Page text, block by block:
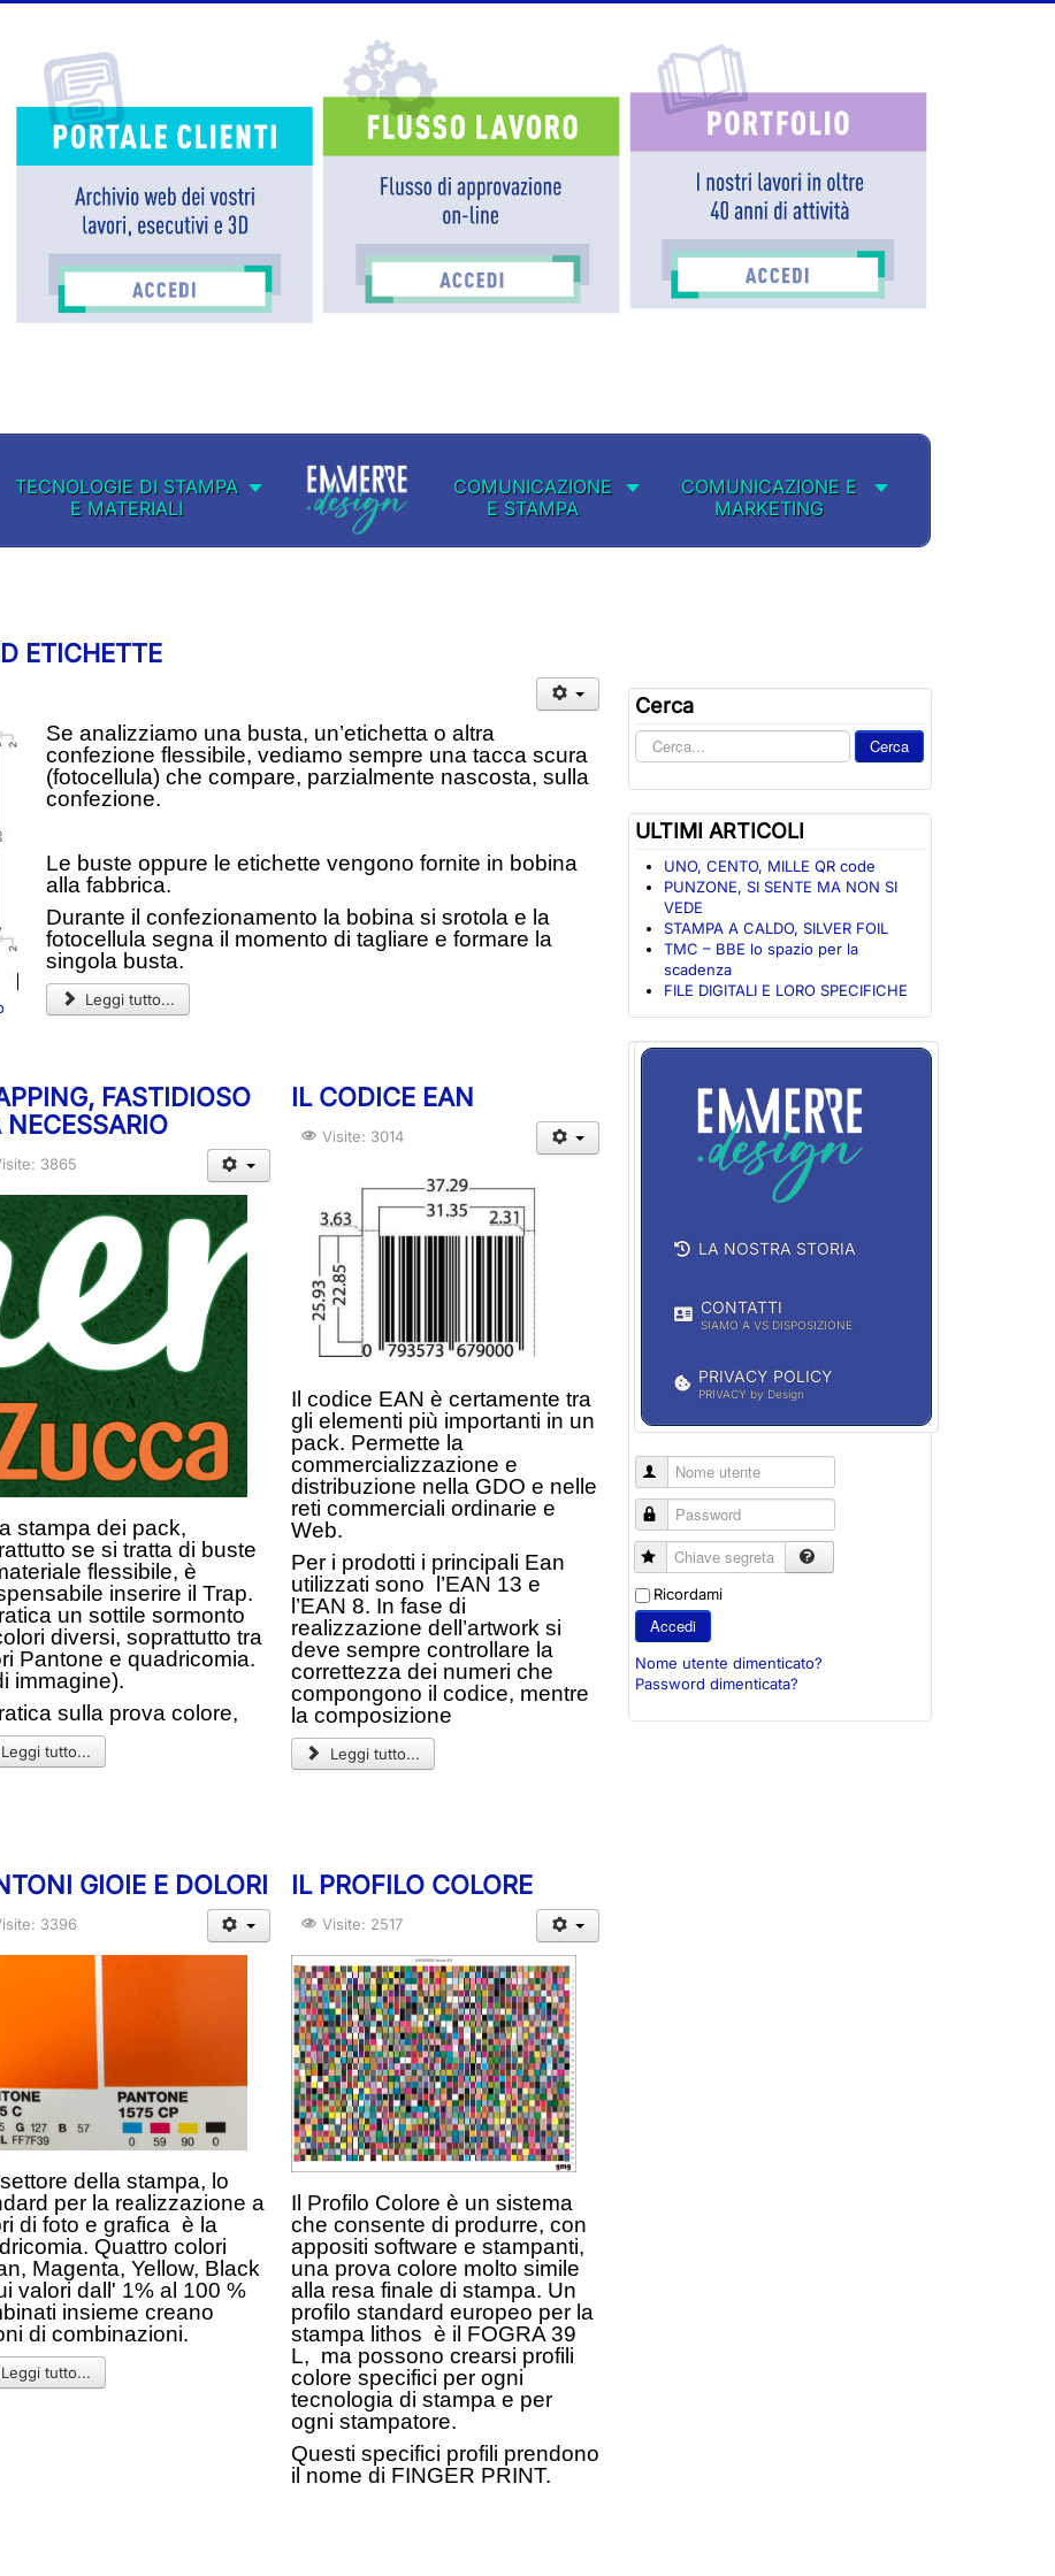
TECNOLOGIE DI STAMPA
E MATERIALI
COMUNICAZIONE
E STAMPA
COMUNICAZIONE E
MARKETING
ETICHETTE
Se analizziamo una busta, un’etichetta o altra
confezione flessibile, vediamo sempre una tacca scura
(fotocellula) che compare, parzialmente nascosta, sulla
confezione.
Le buste oppure le etichette vengono fornite in bobina
alla fabbrica.
Durante il confezionamento la bobina si srotola e la
fotocellula segna il momento di tagliare e formare la
singola busta.
Leggi tutto...
FASTIDIOSO
NECESSARIO
3865
stampa dei pack,
se si tratta di buste
flessibile, è
inserire il Trap.
un sottile sormonto
diversi, soprattutto tra
Pantone e quadricomia.
immagine).
sulla prova colore,
Leggi tutto...
IL CODICE EAN
Visite: 3014
Il codice EAN è certamente tra
gli elementi più importanti in un
pack. Permette la
commercializzazione e
distribuzione nella GDO e nelle
reti commerciali ordinarie e
Web.
Per i prodotti i principali Ean
utilizzati sono l’EAN 13 e
l’EAN 8. In fase di
realizzazione dell’artwork si
deve sempre controllare la
correttezza dei numeri che
compongono il codice, mentre
la composizione
Leggi tutto...
GIOIE E DOLORI
3396
della stampa, lo
per la realizzazione a
di foto e grafica è la
Quattro colori
Magenta, Yellow, Black
valori dall' 1% al 100 %
insieme creano
di combinazioni.
Leggi tutto...
IL PROFILO COLORE
Visite: 2517
Il Profilo Colore è un sistema
che consente di produrre, con
appositi software e stampanti,
una prova colore molto simile
alla resa finale di stampa. Un
profilo standard europeo per la
stampa lithos è il FOGRA 39
L, ma possono crearsi profili
colore specifici per ogni
tecnologia di stampa e per
ogni stampatore.
Questi specifici profili prendono
il nome di FINGER PRINT.
Cerca
Cerca
nel
Cerca
ULTIMI ARTICOLI
UNO, CENTO, MILLE QR code
PUNZONE, SI SENTE MA NON SI
VEDE
STAMPA A CALDO, SILVER FOIL
TMC – BBE lo spazio per la
scadenza
FILE DIGITALI E LORO SPECIFICHE
LA NOSTRA STORIA
CONTATTI
SIAMO A VS DISPOSIZIONE
PRIVACY POLICY
PRIVACY by Design
Nome utente
Password
Chiave segreta
Ricordami
Accedi
Nome utente dimenticato?
Password dimenticata?